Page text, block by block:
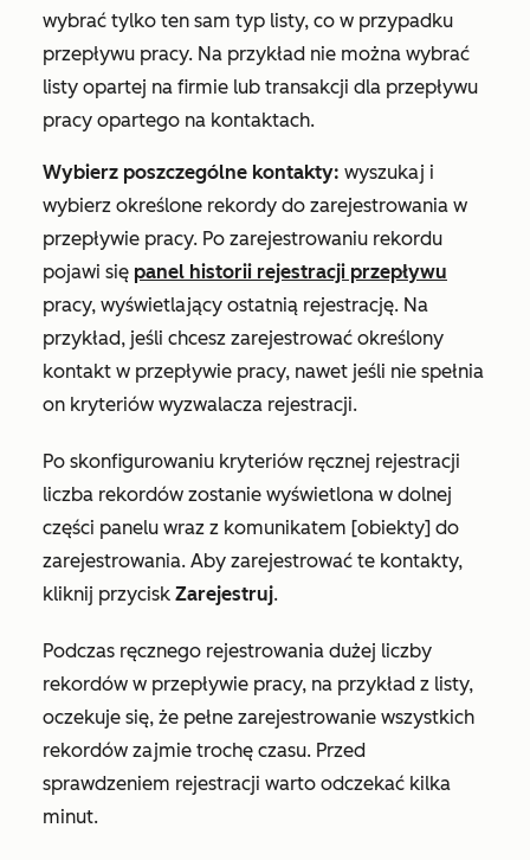
wybrać tylko ten sam typ listy, co w przypadku
przepływu pracy. Na przykład nie można wybrać
listy opartej na firmie lub transakcji dla przepływu
pracy opartego na kontaktach.
Wybierz poszczególne kontakty: wyszukaj i
wybierz określone rekordy do zarejestrowania w
przepływie pracy. Po zarejestrowaniu rekordu
pojawi się panel historii rejestracji przepływu
pracy, wyświetlający ostatnią rejestrację. Na
przykład, jeśli chcesz zarejestrować określony
kontakt w przepływie pracy, nawet jeśli nie spełnia
on kryteriów wyzwalacza rejestracji.
Po skonfigurowaniu kryteriów ręcznej rejestracji
liczba rekordów zostanie wyświetlona w dolnej
części panelu wraz z komunikatem [obiekty] do
zarejestrowania. Aby zarejestrować te kontakty,
kliknij przycisk Zarejestruj.
Podczas ręcznego rejestrowania dużej liczby
rekordów w przepływie pracy, na przykład z listy,
oczekuje się, że pełne zarejestrowanie wszystkich
rekordów zajmie trochę czasu. Przed
sprawdzeniem rejestracji warto odczekać kilka
minut.